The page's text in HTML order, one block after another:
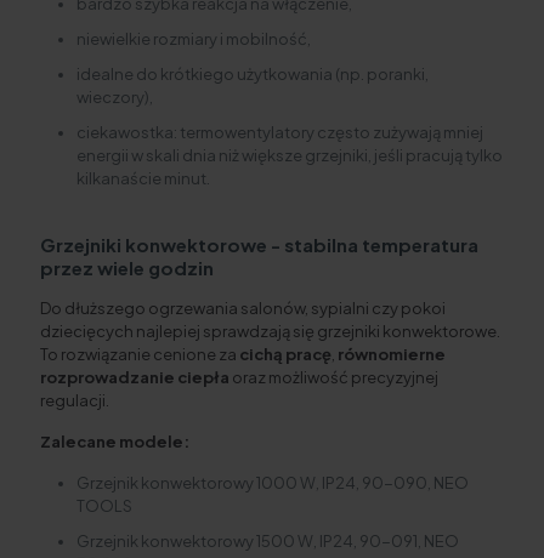
bardzo szybka reakcja na włączenie,
niewielkie rozmiary i mobilność,
idealne do krótkiego użytkowania (np. poranki,
wieczory),
ciekawostka: termowentylatory często zużywają mniej
energii w skali dnia niż większe grzejniki, jeśli pracują tylko
kilkanaście minut.
Grzejniki konwektorowe - stabilna temperatura
przez wiele godzin
Do dłuższego ogrzewania salonów, sypialni czy pokoi
dziecięcych najlepiej sprawdzają się grzejniki konwektorowe.
To rozwiązanie cenione za cichą pracę, równomierne
rozprowadzanie ciepła oraz możliwość precyzyjnej
regulacji.
Zalecane modele:
Grzejnik konwektorowy 1000 W, IP24, 90-090, NEO
TOOLS
Grzejnik konwektorowy 1500 W, IP24, 90-091, NEO